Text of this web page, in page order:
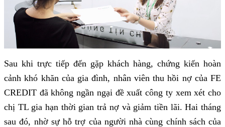
Sau khi trực tiếp đến gặp khách hàng, chứng kiến hoàn
cảnh khó khăn của gia đình, nhân viên thu hồi nợ của FE
CREDIT đã không ngần ngại đề xuất công ty xem xét cho
chị TL gia hạn thời gian trả nợ và giảm tiền lãi. Hai tháng
sau đó, nhờ sự hỗ trợ của người nhà cùng chính sách của